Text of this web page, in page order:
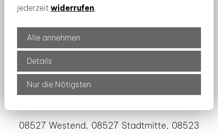
auch im Einzugsgebiet von Plauen zum
Beispiel auch in folgenden Ortsteilen:
08527 Westend, 08527 Stadtmitte, 08523
jederzeitwiderrufen.
Alle annehmen
Details
Nur die Nötigsten